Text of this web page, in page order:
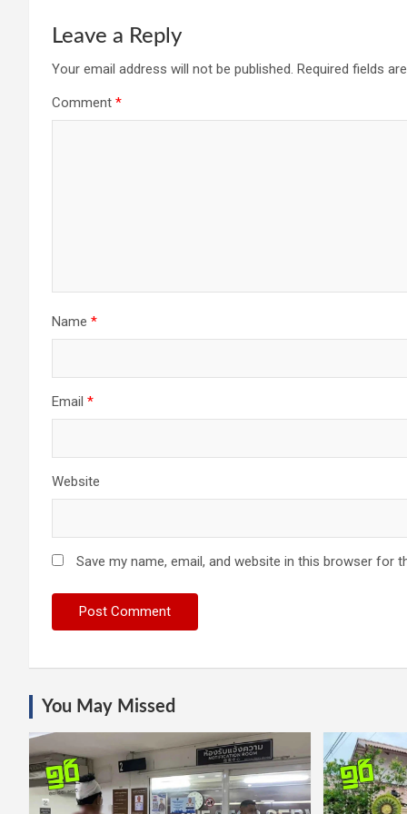
Leave a Reply
Your email address will not be published. Required fields
Comment *
Name *
Email *
Website
Save my name, email, and website in this browser for
You May Missed